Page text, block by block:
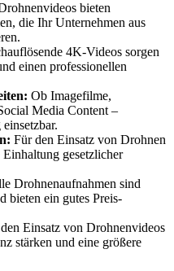
bieten
die Ihr Unternehmen aus
4K-Videos sorgen
einen professionellen
Ob Imagefilme,
Media Content –
Für den Einsatz von Drohnen
gesetzlicher
Drohnenaufnahmen sind
bieten ein gutes Preis-
Einsatz von Drohnenvideos
stärken und eine größere